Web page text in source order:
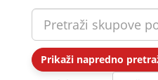
Prikaži napredno